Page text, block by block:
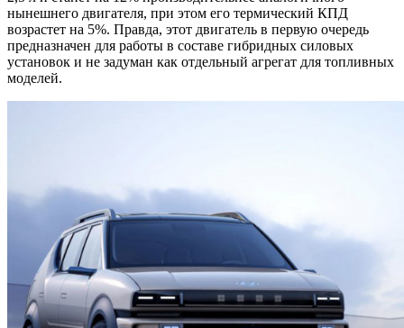
нынешнего двигателя, при этом его термический КПД
возрастет на 5%. Правда, этот двигатель в первую очередь
предназначен для работы в составе гибридных силовых
установок и не задуман как отдельный агрегат для топливных
моделей.